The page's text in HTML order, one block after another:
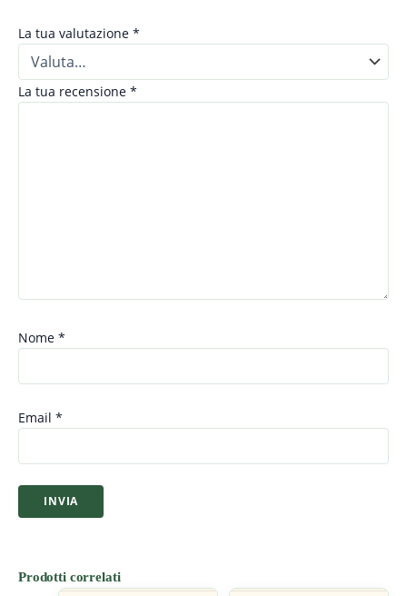
La tua valutazione *
La tua recensione *
Nome *
Email *
Prodotti correlati